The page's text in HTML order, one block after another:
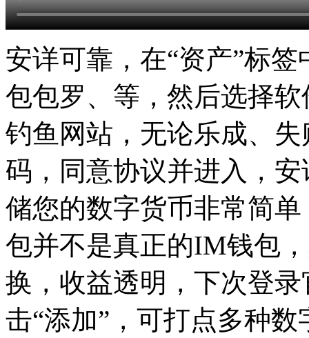
安详可靠，在“资产”标
包包罗、等，然后选择
钓鱼网站，无论乐成、
码，同意协议并进入，
储您的数字货币非常简
包并不是真正的IM钱包
换，收益透明，下次登
击“添加”，可打点多种